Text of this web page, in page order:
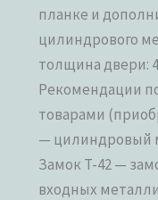
планке и
цилиндрового
толщина двери:
Рекомендации
товарами
— цилиндровый
Замок T-42 —
входных